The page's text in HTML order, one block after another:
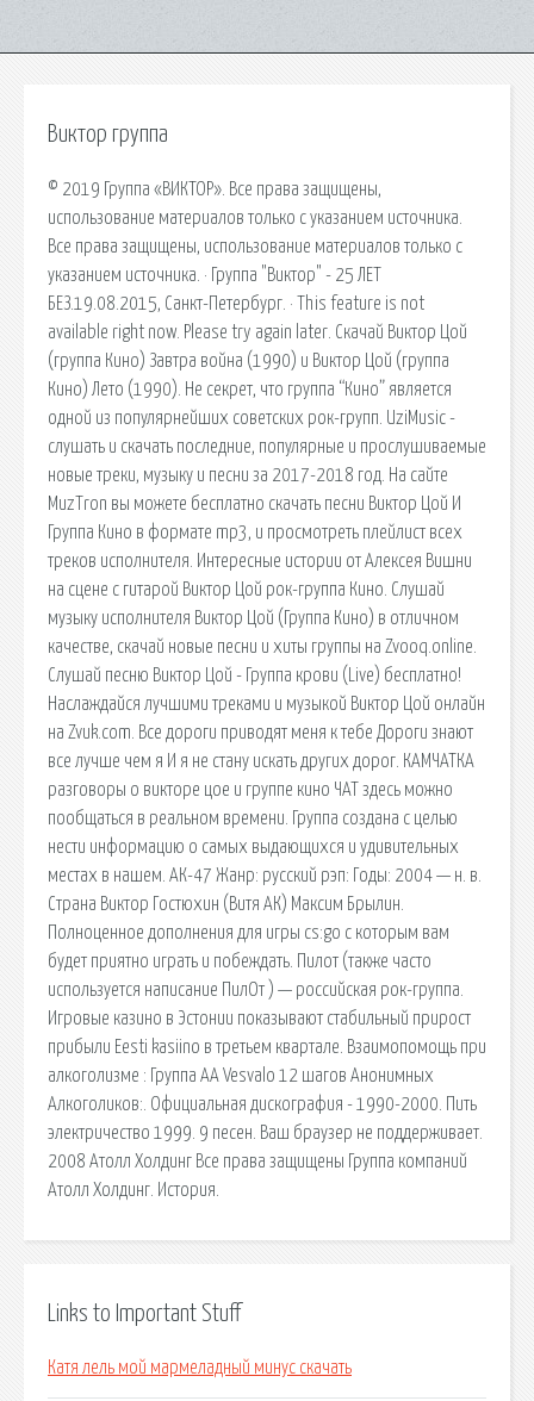
Виктор группа
© 2019 Группа «ВИКТОР». Все права защищены,
использование материалов только с указанием источника.
Все права защищены, использование материалов только с
указанием источника. · Группа "Виктор" - 25 ЛЕТ
БЕЗ.19.08.2015, Санкт-Петербург. · This feature is not
available right now. Please try again later. Скачай Виктор Цой
(группа Кино) Завтра война (1990) и Виктор Цой (группа
Кино) Лето (1990). Не секрет, что группа “Кино” является
одной из популярнейших советских рок-групп. UziMusic -
слушать и скачать последние, популярные и прослушиваемые
новые треки, музыку и песни за 2017-2018 год. На сайте
MuzTron вы можете бесплатно скачать песни Виктор Цой И
Группа Кино в формате mp3, и просмотреть плейлист всех
треков исполнителя. Интересные истории от Алексея Вишни
на сцене с гитарой Виктор Цой рок-группа Кино. Слушай
музыку исполнителя Виктор Цой (Группа Кино) в отличном
качестве, скачай новые песни и хиты группы на Zvooq.online.
Слушай песню Виктор Цой - Группа крови (Live) бесплатно!
Наслаждайся лучшими треками и музыкой Виктор Цой онлайн
на Zvuk.com. Все дороги приводят меня к тебе Дороги знают
все лучше чем я И я не стану искать других дорог. КАМЧАТКА
разговоры о викторе цое и группе кино ЧАТ здесь можно
пообщаться в реальном времени. Группа создана с целью
нести информацию о самых выдающихся и удивительных
местах в нашем. АК-47 Жанр: русский рэп: Годы: 2004 — н. в.
Страна Виктор Гостюхин (Витя АК) Максим Брылин.
Полноценное дополнения для игры cs:go с которым вам
будет приятно играть и побеждать. Пилот (также часто
используется написание ПилОт ) — российская рок-группа.
Игровые казино в Эстонии показывают стабильный прирост
прибыли Eesti kasiino в третьем квартале. Взаимопомощь при
алкоголизме : Группа АА Vesvalo 12 шагов Анонимных
Алкоголиков:. Официальная дискография - 1990-2000. Пить
электричество 1999. 9 песен. Ваш браузер не поддерживает.
2008 Атолл Холдинг Все права защищены Группа компаний
Атолл Холдинг. История.
Links to Important Stuff
Катя лель мой мармеладный минус скачать